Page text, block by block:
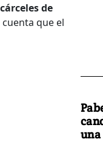
cárceles de
que el
una